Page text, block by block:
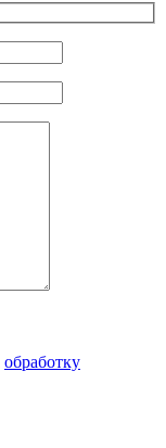
обработку